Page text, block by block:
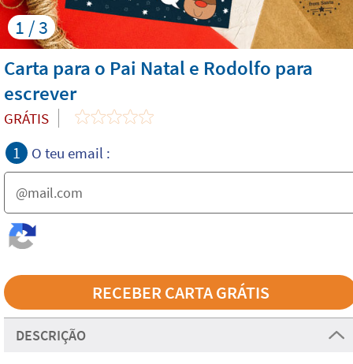
1 / 3
Carta para o Pai Natal e Rodolfo para
escrever
GRÁTIS
1 O teu email :
DESCRIÇÃO